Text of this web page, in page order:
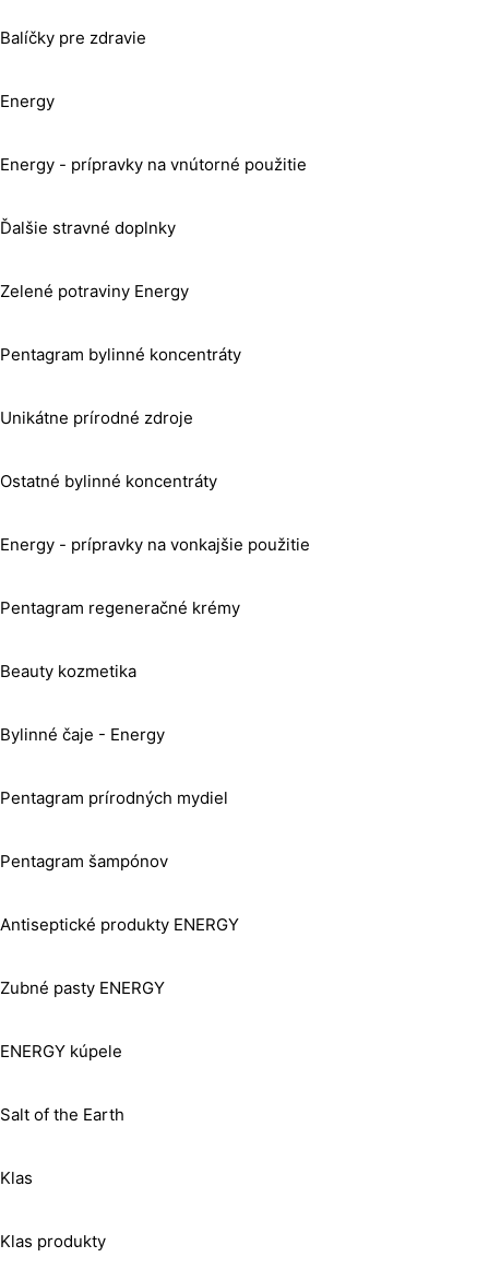
Balíčky pre zdravie
Energy
Energy - prípravky na vnútorné použitie
Ďalšie stravné doplnky
Zelené potraviny Energy
Pentagram bylinné koncentráty
Unikátne prírodné zdroje
Ostatné bylinné koncentráty
Energy - prípravky na vonkajšie použitie
Pentagram regeneračné krémy
Beauty kozmetika
Bylinné čaje - Energy
Pentagram prírodných mydiel
Pentagram šampónov
Antiseptické produkty ENERGY
Zubné pasty ENERGY
ENERGY kúpele
Salt of the Earth
Klas
Klas produkty